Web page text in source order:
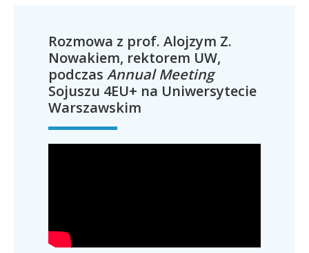
Rozmowa z prof. Alojzym Z.
Nowakiem, rektorem UW,
podczas Annual Meeting
Sojuszu 4EU+ na Uniwersytecie
Warszawskim